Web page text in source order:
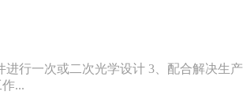
行一次或二次光学设计 3、配合解决生
...